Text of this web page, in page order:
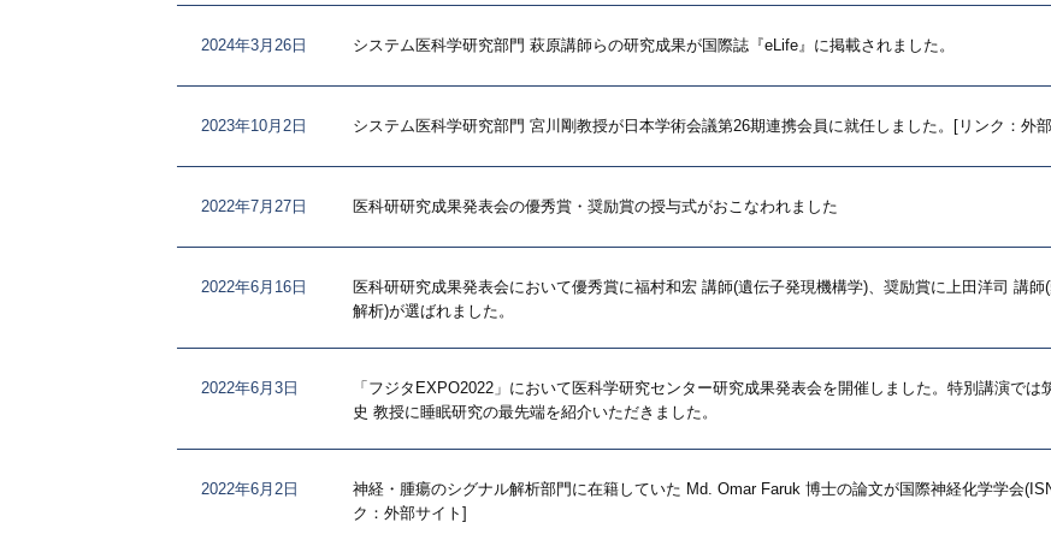
2024年3月26日 システム医科学研究部門 萩原講師らの研究成果が国際誌『eLife』に掲載されました。
2023年10月2日 システム医科学研究部門 宮川剛教授が日本学術会議第26期連携会員に就任しました。[リンク：外
2022年7月27日 医科研研究成果発表会の優秀賞・奨励賞の授与式がおこなわれました
2022年6月16日
医科研研究成果発表会において優秀賞に福村和宏 講師(遺伝子発現機構学)、奨励賞に上田洋司 講
解析)が選ばれました。
2022年6月3日
「フジタEXPO2022」において医科学研究センター研究成果発表会を開催しました。特別講演で
史 教授に睡眠研究の最先端を紹介いただきました。
2022年6月2日
神経・腫瘍のシグナル解析部門に在籍していた Md. Omar Faruk 博士の論文が国際神経化学学会
ク：外部サイト]